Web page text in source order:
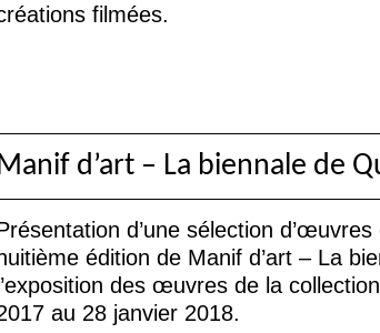
filmées.
d’art – La biennale de
d’une sélection
huitième édition de Manif d’art – La
l’exposition des œuvres de la
au 28 janvier 2018.